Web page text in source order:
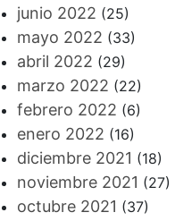
junio 2022 (25)
mayo 2022 (33)
abril 2022 (29)
marzo 2022 (22)
febrero 2022 (6)
enero 2022 (16)
diciembre 2021 (18)
noviembre 2021 (27)
octubre 2021 (37)